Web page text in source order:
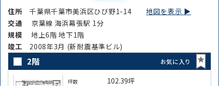
住所千葉県千葉市美浜区ひび野1-14 地図を表示 ▶︎
交通
京葉線 海浜幕張駅 1分
規模
地上6階 地下1階
竣⼯ 2008年3月 (新耐震基準ビル)
2階 お気に入り
坪数 102.39坪